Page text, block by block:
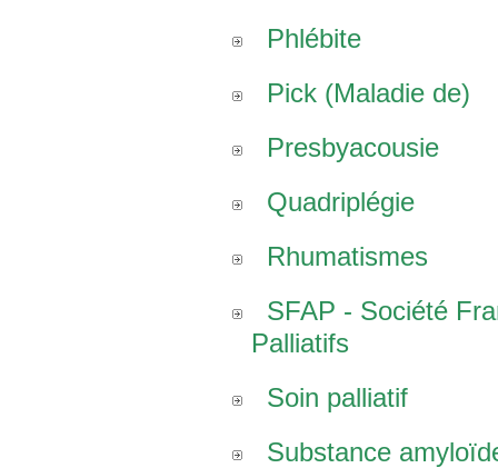
Phlébite
Pick (Maladie de)
Presbyacousie
Quadriplégie
Rhumatismes
SFAP - Société
Palliatifs
Soin palliatif
Substance